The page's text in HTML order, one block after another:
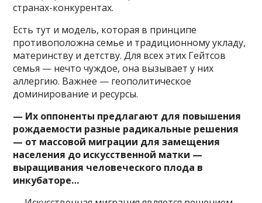
странах-конкурентах.
Есть тут и модель, которая в принципе
противоположна семье и традиционному укладу,
материнству и детству. Для всех этих Гейтсов
семья — нечто чуждое, она вызывает у них
аллергию. Важнее — геополитическое
доминирование и ресурсы.
— Их оппоненты предлагают для повышения
рождаемости разные радикальные решения
— от массовой миграции для замещения
населения до искусственной матки —
выращивания человеческого плода в
инкубаторе…